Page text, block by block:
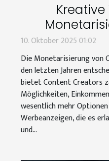
10. Oktober 2025 01:02
Die Monetarisierung von
den letzten Jahren
bietet Content Creators
Möglichkeiten,
wesentlich mehr
Werbeanzeigen, die es
und...